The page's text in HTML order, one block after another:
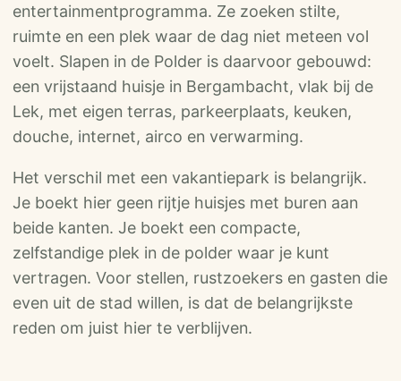
entertainmentprogramma. Ze zoeken stilte,
ruimte en een plek waar de dag niet meteen vol
voelt. Slapen in de Polder is daarvoor gebouwd:
een vrijstaand huisje in Bergambacht, vlak bij de
Lek, met eigen terras, parkeerplaats, keuken,
douche, internet, airco en verwarming.
Het verschil met een vakantiepark is belangrijk.
Je boekt hier geen rijtje huisjes met buren aan
beide kanten. Je boekt een compacte,
zelfstandige plek in de polder waar je kunt
vertragen. Voor stellen, rustzoekers en gasten die
even uit de stad willen, is dat de belangrijkste
reden om juist hier te verblijven.